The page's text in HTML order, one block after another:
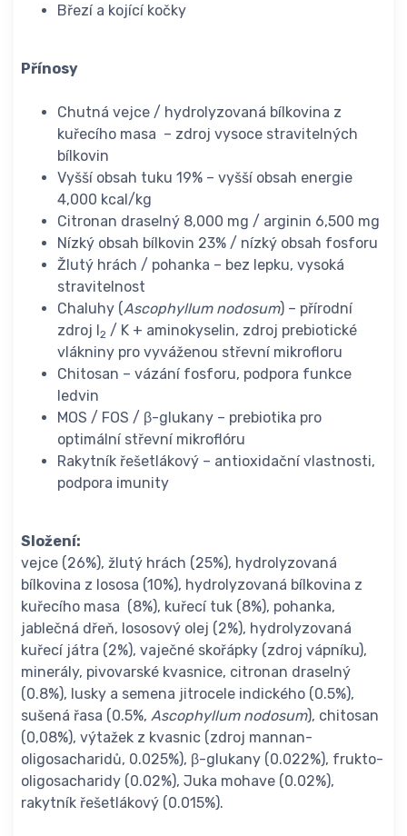
Březí a kojící kočky
Přínosy
Chutná vejce / hydrolyzovaná bílkovina z
kuřecího masa – zdroj vysoce stravitelných
bílkovin
Vyšší obsah tuku 19% – vyšší obsah energie
4,000 kcal/kg
Citronan draselný 8,000 mg / arginin 6,500 mg
Nízký obsah bílkovin 23% / nízký obsah fosforu
Žlutý hrách / pohanka – bez lepku, vysoká
stravitelnost
Chaluhy (Ascophyllum nodosum) – přírodní
zdroj I2 / K + aminokyselin, zdroj prebiotické
vlákniny pro vyváženou střevní mikrofloru
Chitosan – vázání fosforu, podpora funkce
ledvin
MOS / FOS / β-glukany – prebiotika pro
optimální střevní mikroflóru
Rakytník řešetlákový – antioxidační vlastnosti,
podpora imunity
Složení:
vejce (26%), žlutý hrách (25%), hydrolyzovaná
bílkovina z lososa (10%), hydrolyzovaná bílkovina z
kuřecího masa (8%), kuřecí tuk (8%), pohanka,
jablečná dřeň, lososový olej (2%), hydrolyzovaná
kuřecí játra (2%), vaječné skořápky (zdroj vápníku),
minerály, pivovarské kvasnice, citronan draselný
(0.8%), lusky a semena jitrocele indického (0.5%),
sušená řasa (0.5%, Ascophyllum nodosum), chitosan
(0,08%), výtažek z kvasnic (zdroj mannan-
oligosacharidů, 0.025%), β-glukany (0.022%), frukto-
oligosacharidy (0.02%), Juka mohave (0.02%),
rakytník řešetlákový (0.015%).